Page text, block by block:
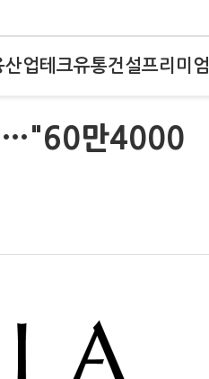
산업테크유통건설프리미엄
…"60만4000